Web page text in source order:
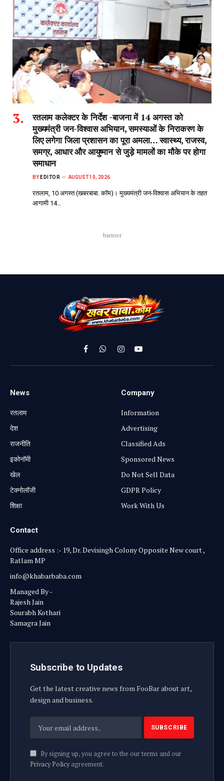
रतलाम कलेक्टर के निर्देश -बाजना में 14 अगस्त को
मुख्यमंत्री जन-विश्वास अभियान, समस्याओं के निराकरण के
लिए लगेगा जिला प्रशासन का पूरा अमला… स्वास्थ्य, राजस्व,
समग्र, आधार और आयुष्मान से जुड़े मामलों का मौके पर होगा
समाधान
BY EDITOR AUGUST 10, 2026
रतलाम, 10 अगस्त (खबरबाबा. कॉम)। मुख्यमंत्री जन-विश्वास अभियान के तहत
आगामी 14…
banner
FacebookWhatsApp
InstagramYouTube
News
रतलाम
⁠देश
राजनीति
⁠इकोनॉमी
खेल
टेक्नोलॉजी
शिक्षा
Company
Information
Advertising
Classified Ads
Sponsored News
Do Not Sell Data
GDPR Policy
Work With Us
Contact
Office address :- 19, Dr. Devisingh Colony Opposite New court ,
Ratlam MP
info@khabarbaba.com
Managed By -
Rajesh Jain
Sourabh Kothari
Samagra Jain
Subscribe to Updates
Get the latest creative news from FooBar about art,
design and business.
By signing up, you agree to the our terms and our
Privacy Policyagreement.